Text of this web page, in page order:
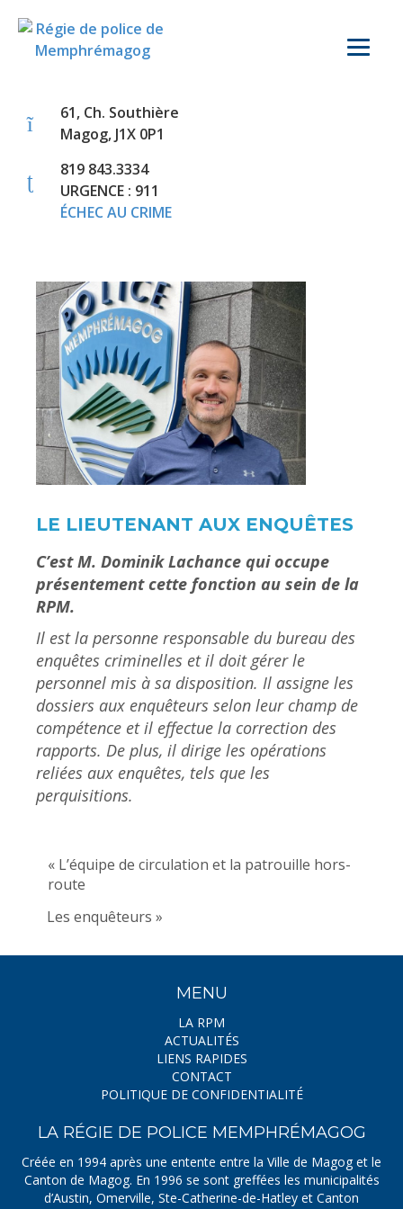
61, Ch. Southière
Magog, J1X 0P1
819 843.3334
URGENCE : 911
ÉCHEC AU CRIME
LE LIEUTENANT AUX ENQUÊTES
C’est M. Dominik Lachance qui occupe
présentement cette fonction au sein de la
RPM.
Il est la personne responsable du bureau des
enquêtes criminelles et il doit gérer le
personnel mis à sa disposition. Il assigne les
dossiers aux enquêteurs selon leur champ de
compétence et il effectue la correction des
rapports. De plus, il dirige les opérations
reliées aux enquêtes, tels que les
perquisitions.
« L’équipe de circulation et la patrouille hors-
route
Les enquêteurs »
MENU
LA RPM
ACTUALITÉS
LIENS RAPIDES
CONTACT
POLITIQUE DE CONFIDENTIALITÉ
LA RÉGIE DE POLICE MEMPHRÉMAGOG
Créée en 1994 après une entente entre la Ville de Magog et le
Canton de Magog. En 1996 se sont greffées les municipalités
d’Austin, Omerville, Ste-Catherine-de-Hatley et Canton